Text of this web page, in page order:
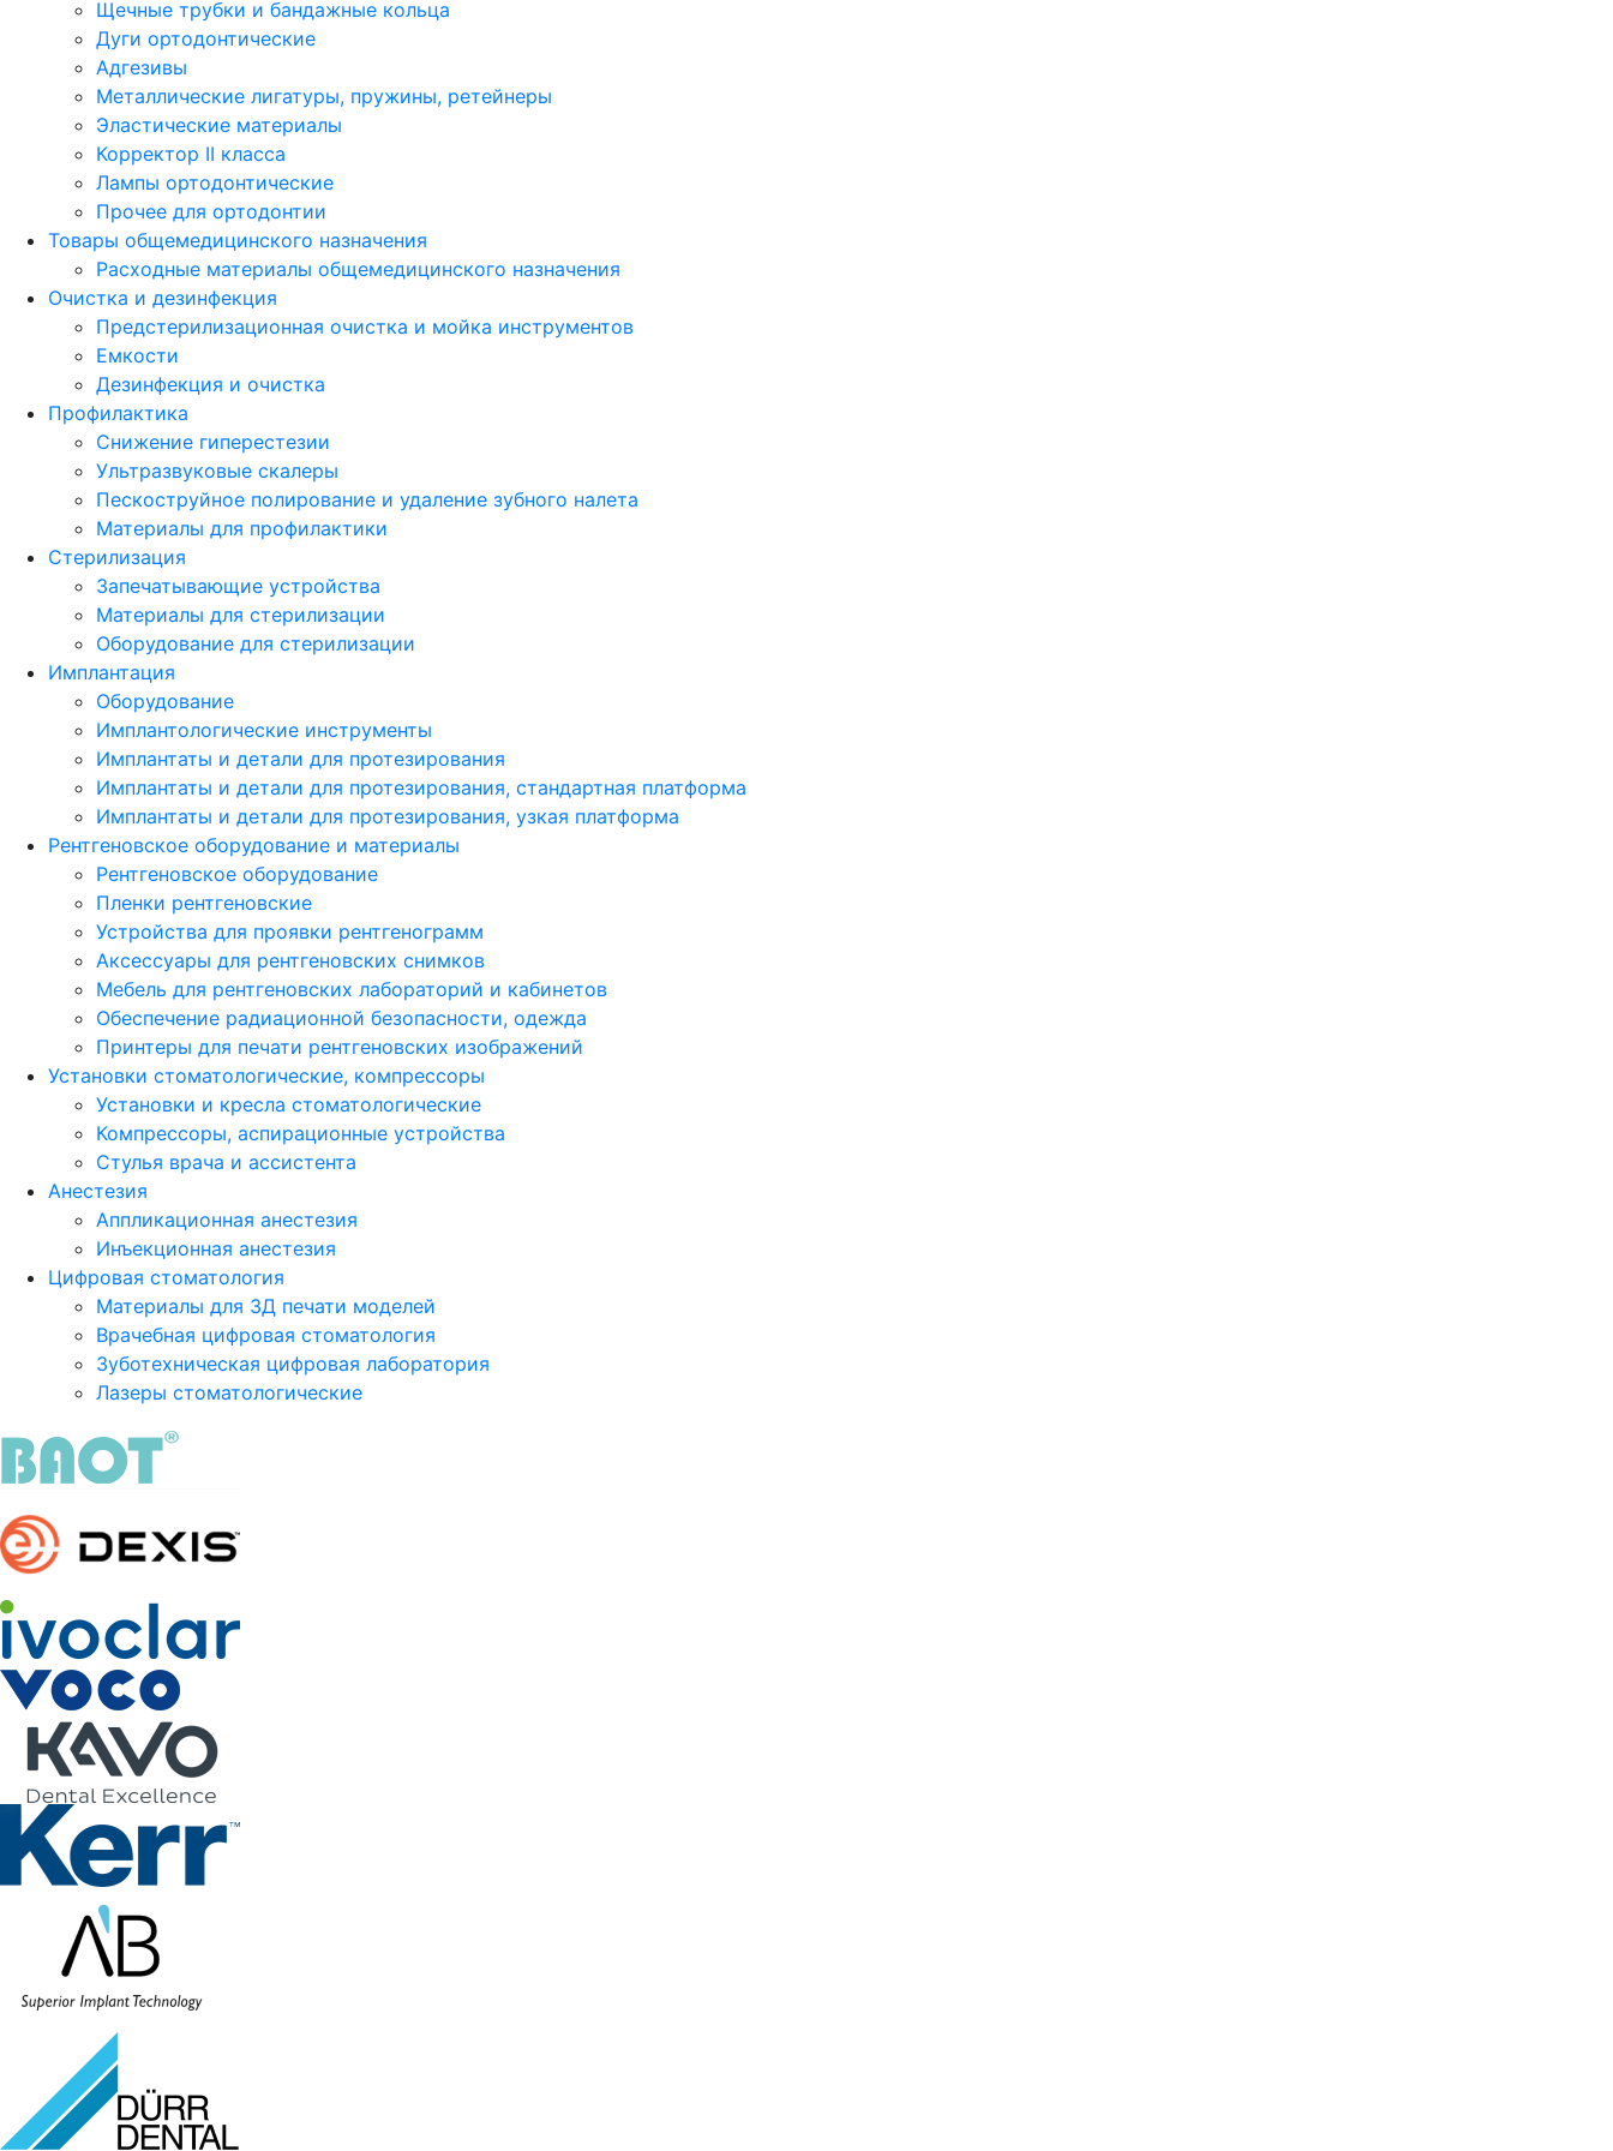
Щечные трубки и бандажные кольца
Дуги ортодонтические
Адгезивы
Металлические лигатуры, пружины, ретейнеры
Эластические материалы
Корректор II класса
Лампы ортодонтические
Прочее для ортодонтии
Товары общемедицинского назначения
Расходные материалы общемедицинского назначения
Очистка и дезинфекция
Предстерилизационная очистка и мойка инструментов
Емкости
Дезинфекция и очистка
Профилактика
Снижение гиперестезии
Ультразвуковые скалеры
Пескоструйное полирование и удаление зубного налета
Материалы для профилактики
Стерилизация
Запечатывающие устройства
Материалы для стерилизации
Оборудование для стерилизации
Имплантация
Оборудование
Имплантологические инструменты
Имплантаты и детали для протезирования
Имплантаты и детали для протезирования, стандартная платформа
Имплантаты и детали для протезирования, узкая платформа
Рентгеновское оборудование и материалы
Рентгеновское оборудование
Пленки рентгеновские
Устройства для проявки рентгенограмм
Аксессуары для рентгеновских снимков
Мебель для рентгеновских лабораторий и кабинетов
Обеспечение радиационной безопасности, одежда
Принтеры для печати рентгеновских изображений
Установки стоматологические, компрессоры
Установки и кресла стоматологические
Компрессоры, аспирационные устройства
Стулья врача и ассистента
Анестезия
Аппликационная анестезия
Инъекционная анестезия
Цифровая стоматология
Материалы для 3Д печати моделей
Врачебная цифровая стоматология
Зуботехническая цифровая лаборатория
Лазеры стоматологические